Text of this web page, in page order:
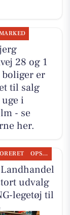
28 og 1
boliger er
til salg
i
- se
her.
OPSLAGSTAVLEN
Landhandel
udvalg
legetøj til